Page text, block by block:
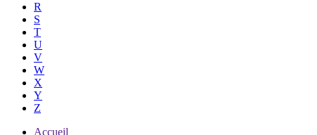
R
S
T
U
V
W
X
Y
Z
Accueil